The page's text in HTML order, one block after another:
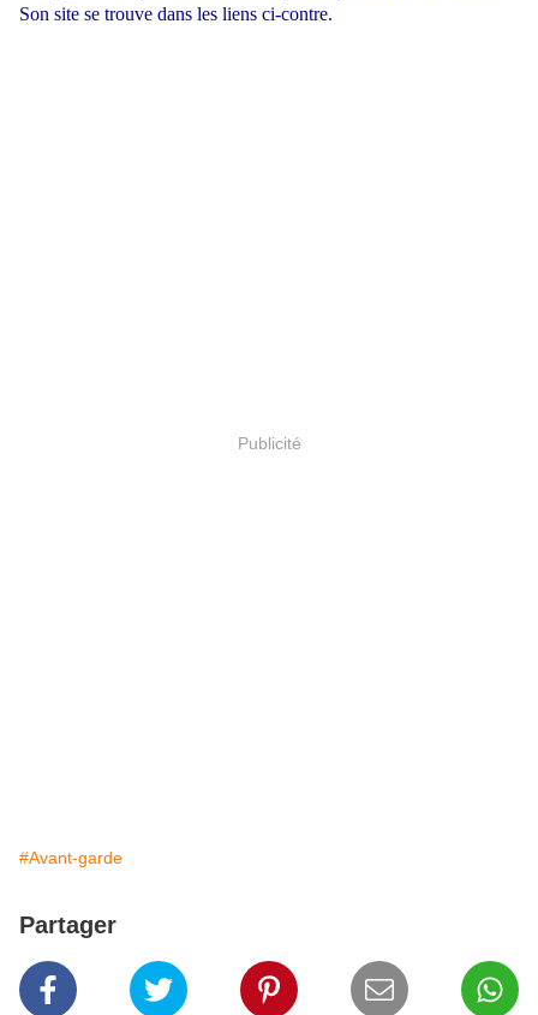
Son site se trouve dans les liens ci-contre.
Publicité
#Avant-garde
Partager